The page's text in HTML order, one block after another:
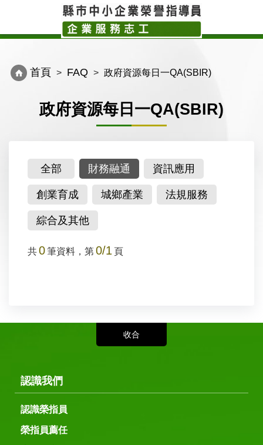
首頁 FAQ 政府資源每日一QA(SBIR)
政府資源每日一QA(SBIR)
全部 財務融通 資訊應用
創業育成 城鄉產業 法規服務
綜合及其他
共0筆資料，第0/1 頁
認識我們
認識榮指員
榮指員薦任